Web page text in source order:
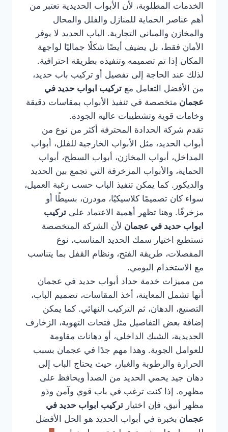
الخدمات المطلوبة، لأن الأبواب الحديدية تعتبر من
أهم عناصر الحماية للمنازل والفلل والمحال
والمخازن والمباني التجارية. الباب الحديد لا يوفر
الأمان فقط، بل يضيف أيضًا شكلًا جماليًا لواجهة
المكان إذا تم تصميمه وتنفيذه بطريقة احترافية.
لذلك عند الحاجة إلى تفصيل أو تركيب باب حديد،
من الأفضل التعامل مع تركيب ابواب حديد في
عجمان متخصصة في تنفيذ الأبواب بمقاسات دقيقة
وخامات قوية وتشطيبات عالية الجودة.
تقدم شركة الحدادة المحترفة أكثر من نوع من
أبواب الحديد، مثل الأبواب الخارجية للفلل، أبواب
المداخل، أبواب المخازن، أبواب السطح، أبواب
الحماية، والأبواب المزخرفة التي تجمع بين الحديد
والديكور. كما يمكن تنفيذ الباب حسب رغبة العميل،
سواء كان تصميمًا كلاسيكيًا، مودرن، بسيطًا أو
مزخرفًا. وهنا تظهر أهمية الاعتماد على تركيب
ابواب حديد في عجمان لأن الشركة المتخصصة
تستطيع اختيار سمك الحديد المناسب، نوع
المفصلات، طريقة الفتح، ونظام القفل بما يتناسب
مع الاستخدام اليومي.
من مميزات خدمة حداد أبواب حديد في عجمان
أنها تشمل المعاينة، أخذ المقاسات، تصميم الباب،
التصنيع، الدهان، ثم التركيب النهائي. كما يمكن
إضافة بعض التفاصيل مثل فتحات التهوية، الزخارف
الحديدية، الشبك الداخلي، أو دهانات مقاومة
للعوامل الجوية. وهذا مهم جدًا في عجمان بسبب
الحرارة والرطوبة والغبار، حيث يحتاج الباب إلى
دهان جيد يحمي الحديد من الصدأ ويحافظ على
مظهره. إذا كنت ترغب في باب قوي وآمن وذو
مظهر أنيق، فإن اختيار تركيب ابواب حديد في
عجمان بخبرة في أبواب الحديد هو الحل الأفضل